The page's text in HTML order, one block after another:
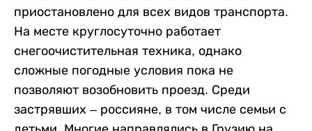
приостановлено для всех видов транспорта.
На месте круглосуточно работает
снегоочистительная техника, однако
сложные погодные условия пока не
позволяют возобновить проезд. Среди
застрявших – россияне, в том числе семьи с